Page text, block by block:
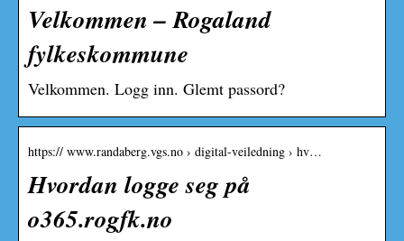
Velkommen – Rogaland
fylkeskommune
Velkommen. Logg inn. Glemt passord?
https:// www.randaberg.vgs.no › digital-veiledning › hv…
Hvordan logge seg på
o365.rogfk.no